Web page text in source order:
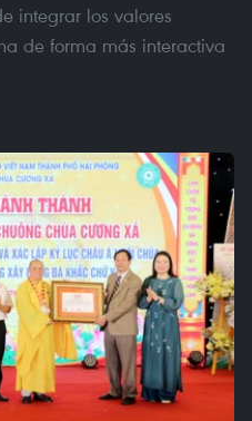
integrar los valores
de forma más interactiva